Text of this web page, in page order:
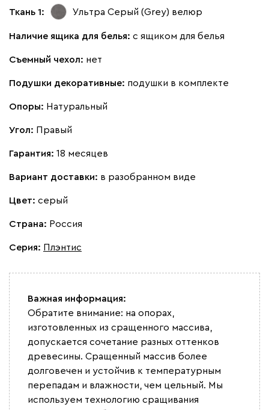
Виридис Клэй
Вайт Латте
Бежевый Графит Молочный Серый
Дарте 1 566 110
Ткань 1: Ультра Серый (Grey) велюр
Наличие ящика для белья: с ящиком для белья
Съемный чехол: нет
Подушки декоративные: подушки в комплекте
Опоры: Натуральный
Угол: Правый
Гарантия: 18 месяцев
Вариант доставки: в разобранном виде
Цвет: серый
Страна: Россия
Серия: Плэнтис
Важная информация:
Обратите внимание: на опорах,
изготовленных из сращенного массива,
допускается сочетание разных оттенков
древесины. Сращенный массив более
долговечен и устойчив к температурным
перепадам и влажности, чем цельный. Мы
используем технологию сращивания